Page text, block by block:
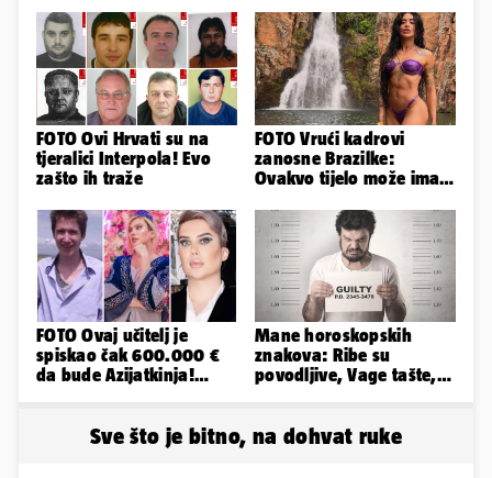
FOTO Ovi Hrvati su na
tjeralici Interpola! Evo
zašto ih traže
FOTO Vrući kadrovi
zanosne Brazilke:
Ovakvo tijelo može imati
FOTO Ovaj učitelj je
spiskao čak 600.000 €
da bude Azijatkinja!
Mane horoskopskih
znakova: Ribe su
povodljive, Vage tašte,
Sve što je bitno, na dohvat ruke